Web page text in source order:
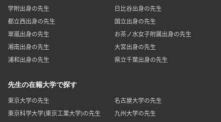
学附出身の先生
日比谷出身の先生
都立西出身の先生
国立出身の先生
翠嵐出身の先生
お茶ノ水女子附属出身の先生
湘南出身の先生
大宮出身の先生
浦和出身の先生
県立千葉出身の先生
先生の在籍大学で探す
東京大学の先生
名古屋大学の先生
東京科学大学(東京工業大学)の先生
九州大学の先生